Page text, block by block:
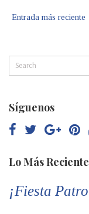
Entrada más reciente
Síguenos
Lo Más Reciente
¡Fiesta